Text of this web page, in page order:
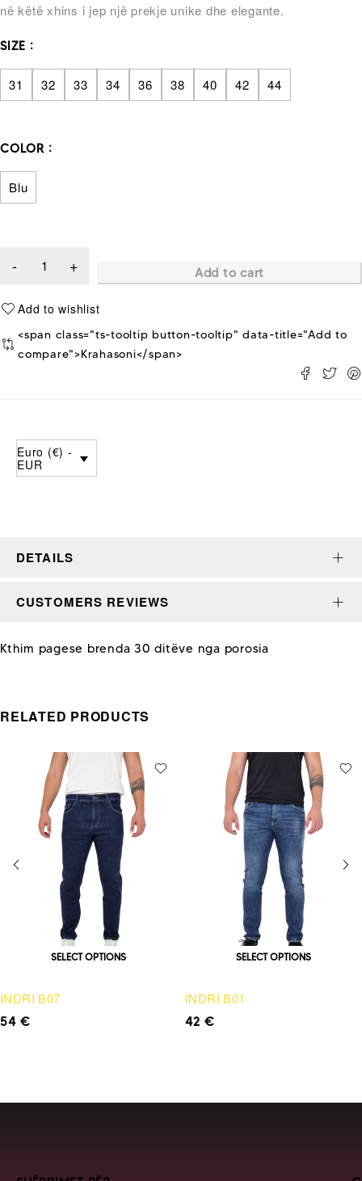
në këtë xhins i jep një prekje unike dhe elegante.
SIZE
31 32 33 34 36 38 40 42 44
COLOR
Blu
Add to cart
<span class="ts-tooltip button-tooltip" data-title="Add to
compare">Krahasoni</span>
Euro (€) -
EUR
DETAILS
CUSTOMERS REVIEWS
Kthim pagese brenda 30 ditëve nga porosia
RELATED PRODUCTS
SELECT OPTIONS
INDRI B07
54€
SELECT OPTIONS
INDRI B01
42€